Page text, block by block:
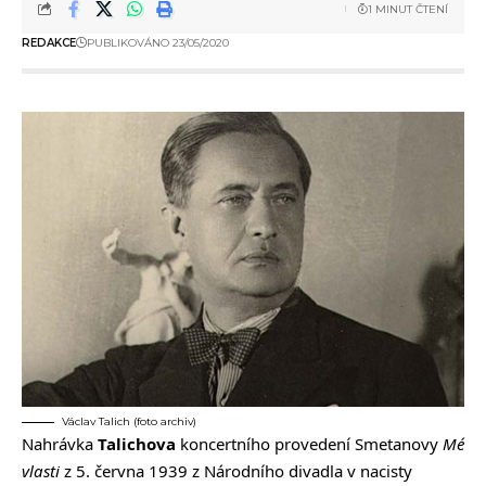
REDAKCE PUBLIKOVÁNO 23/05/2020
1 MINUT ČTENÍ
Václav Talich (foto archiv)
Nahrávka Talichova koncertního provedení Smetanovy Mé
vlasti z 5. června 1939 z Národního divadla v nacisty